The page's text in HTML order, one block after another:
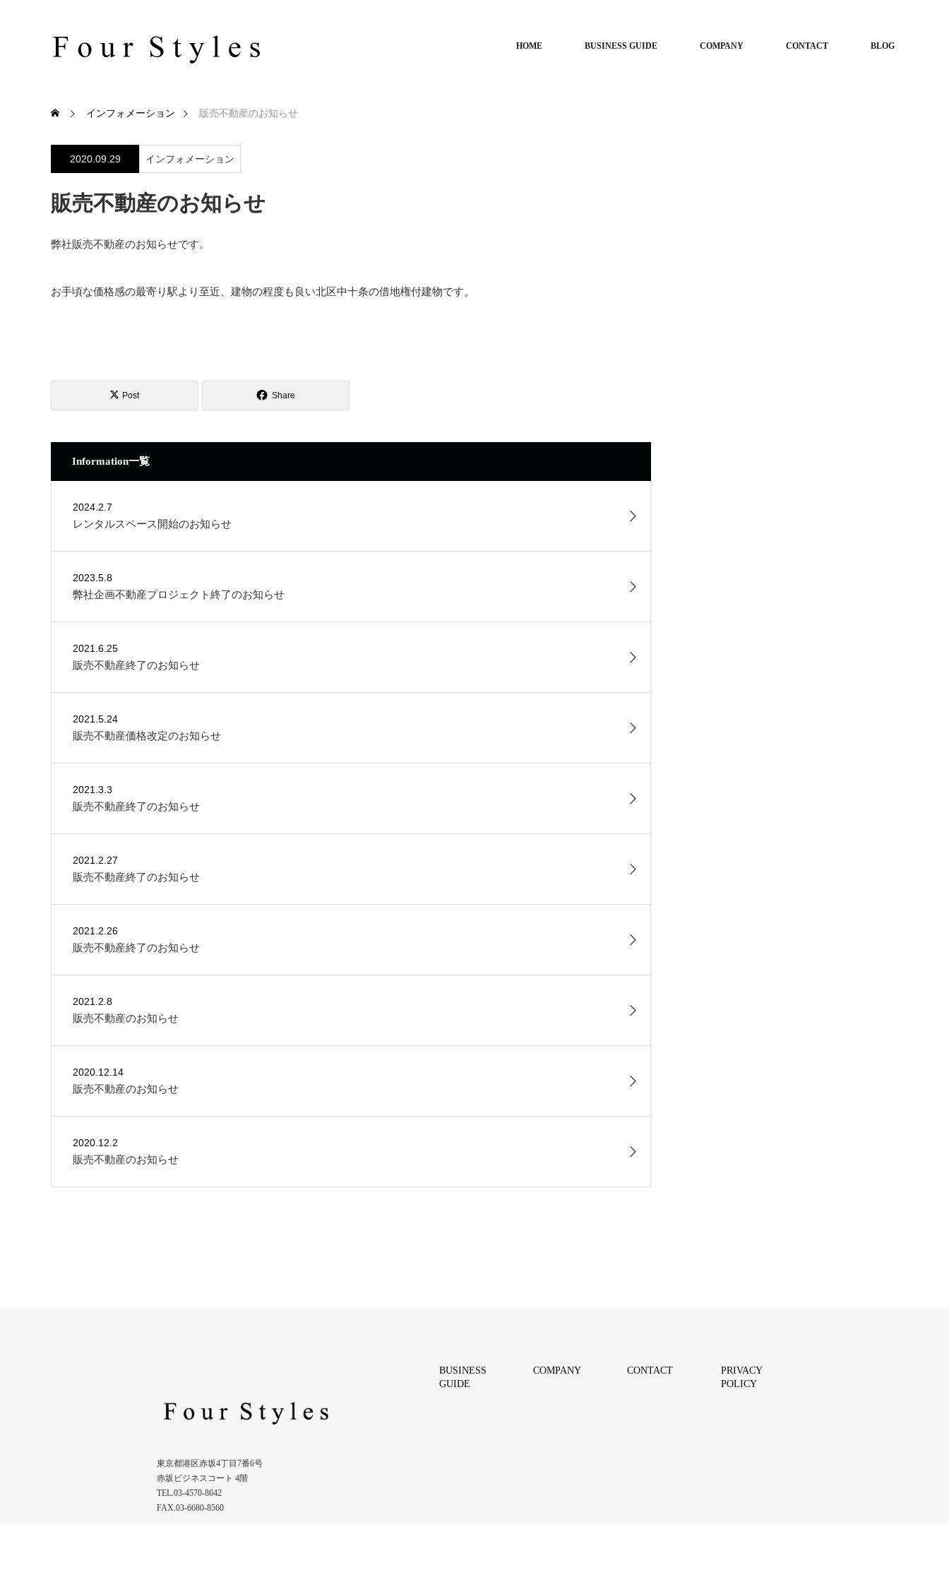
HOME BUSINESS GUIDE COMPANY CONTACT BLOG
インフォメーション 販売不動産のお知らせ
2020.09.29 インフォメーション
販売不動産のお知らせ
弊社販売不動産のお知らせです。
お手頃な価格感の最寄り駅より至近、建物の程度も良い北区中十条の借地権付建物です。
Post Share
Information一覧
2024.2.7
レンタルスペース開始のお知らせ
2023.5.8
弊社企画不動産プロジェクト終了のお知らせ
2021.6.25
販売不動産終了のお知らせ
2021.5.24
販売不動産価格改定のお知らせ
2021.3.3
販売不動産終了のお知らせ
2021.2.27
販売不動産終了のお知らせ
2021.2.26
販売不動産終了のお知らせ
2021.2.8
販売不動産のお知らせ
2020.12.14
販売不動産のお知らせ
2020.12.2
販売不動産のお知らせ
BUSINESS
GUIDE
COMPANY CONTACT
PRIVACY
POLICY
東京都港区赤坂4丁目7番6号
赤坂ビジネスコート 4階
TEL.03-4570-8642
FAX.03-6680-8560